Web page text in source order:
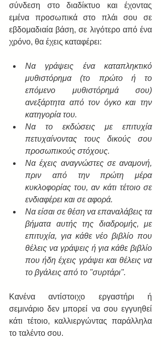
σύνδεση στο διαδίκτυο και έχοντας
εμένα προσωπικά στο πλάι σου σε
εβδομαδιαία βάση, σε λιγότερο από ένα
χρόνο, θα έχεις καταφέρει:
Να γράψεις ένα καταπληκτικό
μυθιστόρημα (το πρώτο ή το
επόμενο μυθιστόρημά σου)
ανεξάρτητα από τον όγκο και την
κατηγορία του.
Να το εκδώσεις με επιτυχία
πετυχαίνοντας τους δικούς σου
προσωπικούς στόχους.
Να έχεις αναγνώστες σε αναμονή,
πριν από την πρώτη μέρα
κυκλοφορίας του, αν κάτι τέτοιο σε
ενδιαφέρει και σε αφορά.
Να είσαι σε θέση να επαναλάβεις τα
βήματα αυτής της διαδρομής, με
επιτυχία, για κάθε νέο βιβλίο που
θέλεις να γράψεις ή για κάθε βιβλίο
που ήδη έχεις γράψει και θέλεις να
το βγάλεις από το "συρτάρι".
Κανένα αντίστοιχο εργαστήρι ή
σεμινάριο δεν μπορεί να σου εγγυηθεί
κάτι τέτοιο, καλλιεργώντας παράλληλα
το ταλέντο σου.